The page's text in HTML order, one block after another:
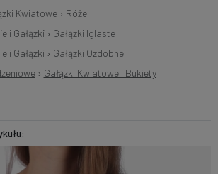
Kwiatowe› Róże
i Gałązki› Gałązki Iglaste
i Gałązki› Gałązki Ozdobne
› Gałązki Kwiatowe i Bukiety